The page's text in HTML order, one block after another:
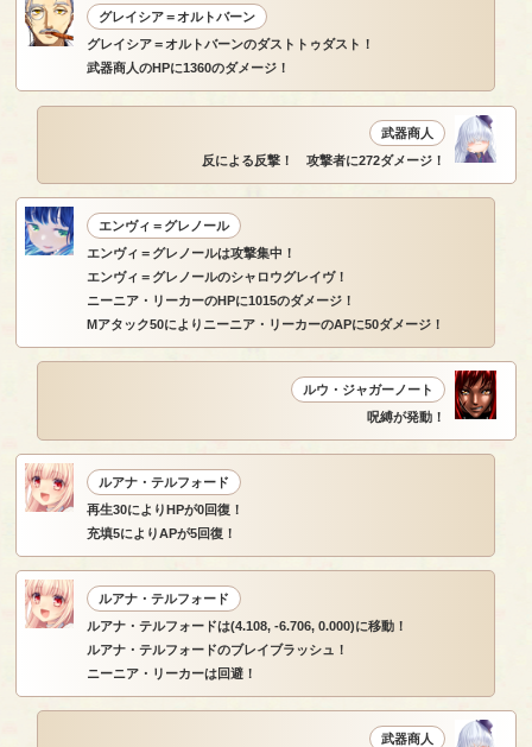
グレイシア＝オルトバーン
グレイシア＝オルトバーンのダストトゥダスト！
武器商人のHPに1360のダメージ！
武器商人
反による反撃！ 攻撃者に272ダメージ！
エンヴィ＝グレノール
エンヴィ＝グレノールは攻撃集中！
エンヴィ＝グレノールのシャロウグレイヴ！
ニーニア・リーカーのHPに1015のダメージ！
Mアタック50によりニーニア・リーカーのAPに50ダメージ！
ルウ・ジャガーノート
呪縛が発動！
ルアナ・テルフォード
再生30によりHPが0回復！
充填5によりAPが5回復！
ルアナ・テルフォード
ルアナ・テルフォードは(4.108, -6.706, 0.000)に移動！
ルアナ・テルフォードのブレイブラッシュ！
ニーニア・リーカーは回避！
武器商人